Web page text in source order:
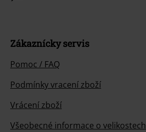
Zákaznícky servis
Pomoc / FAQ
Podmínky vracení zboží
Vrácení zboží
Všeobecné informace o velikostech